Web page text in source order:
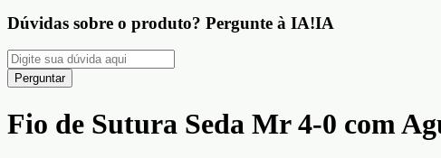
Dúvidas sobre o produto? Pergunte à IA!IA
Perguntar
Fio de Sutura Seda Mr 4-0 com